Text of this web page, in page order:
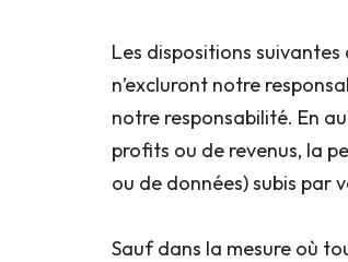
Les dispositions
n’excluront notre
notre responsabilité. En
profits ou de revenus, la
ou de données) subis par
Sauf dans la mesure où